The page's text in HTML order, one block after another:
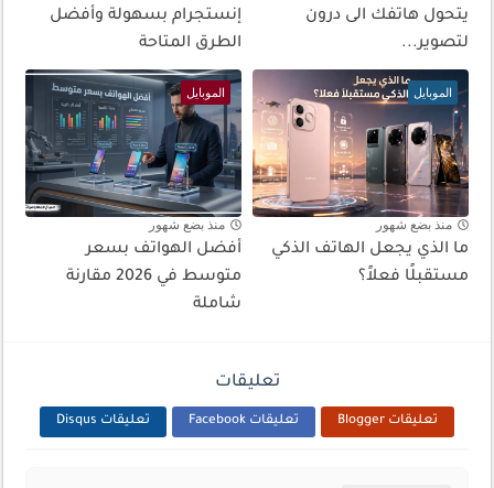
يتحول هاتفك الى درون
لتصوير...
إنستجرام بسهولة وأفضل
الطرق المتاحة
الموبايل
منذ بضع شهور
ما الذي يجعل الهاتف الذكي
مستقبلًا فعلاً؟
الموبايل
منذ بضع شهور
أفضل الهواتف بسعر
متوسط في 2026 مقارنة
شاملة
تعليقات
تعليقات Blogger تعليقات Facebook تعليقات Disqus